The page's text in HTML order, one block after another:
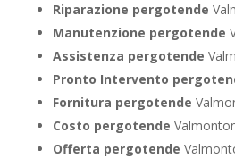
Riparazione pergotende
Manutenzione pergotende
Assistenza pergotende
Pronto Intervento
Fornitura pergotende
Costo pergotende
Offerta pergotende